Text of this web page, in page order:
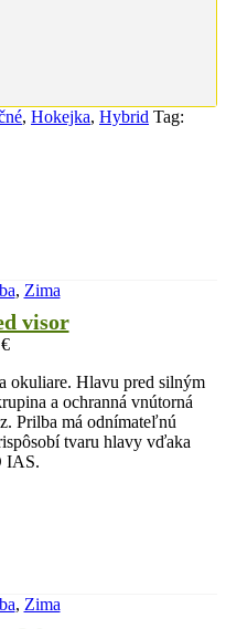
, Hokejka, Hybrid Tag:
, Zima
visor
€
okuliare. Hlavu pred silným
a ochranná vnútorná
Prilba má odnímateľnú
tvaru hlavy vďaka
IAS.
, Zima